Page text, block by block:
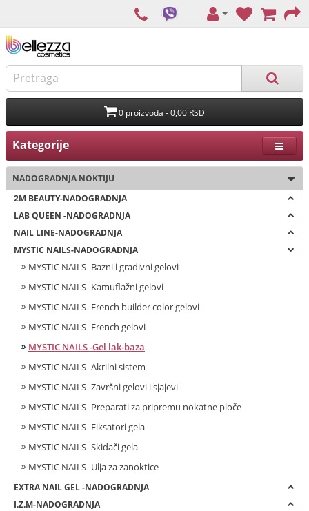
0 proizvoda - 0,00 RSD
Kategorije
NADOGRADNJA NOKTIJU
2M BEAUTY-NADOGRADNJA
LAB QUEEN -NADOGRADNJA
NAIL LINE-NADOGRADNJA
MYSTIC NAILS-NADOGRADNJA
MYSTIC NAILS -Bazni i gradivni gelovi
MYSTIC NAILS -Kamuflažni gelovi
MYSTIC NAILS -French builder color gelovi
MYSTIC NAILS -French gelovi
MYSTIC NAILS -Gel lak-baza
MYSTIC NAILS -Akrilni sistem
MYSTIC NAILS -Završni gelovi i sjajevi
MYSTIC NAILS -Preparati za pripremu nokatne ploče
MYSTIC NAILS -Fiksatori gela
MYSTIC NAILS -Skidači gela
MYSTIC NAILS -Ulja za zanoktice
EXTRA NAIL GEL -NADOGRADNJA
I.Z.M-NADOGRADNJA